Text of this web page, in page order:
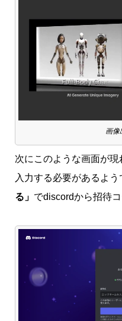
画像
次にこのような画面が
入力する必要があるよう
る」 でdiscordから招待